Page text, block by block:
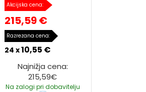
Akcijska cena:
215,59 €
Razrezana cena:
24 x10,55 €
Najnižja cena:
215,59€
Na zalogi pri dobavitelju